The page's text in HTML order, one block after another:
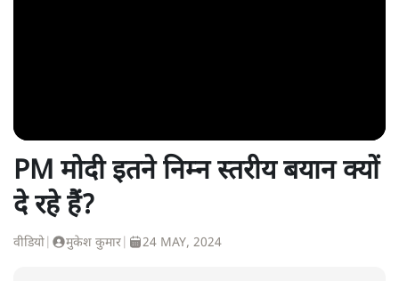
PM मोदी इतने निम्न स्तरीय बयान क्यों
दे रहे हैं?
वीडियो मुकेश कुमार 24 MAY, 2024